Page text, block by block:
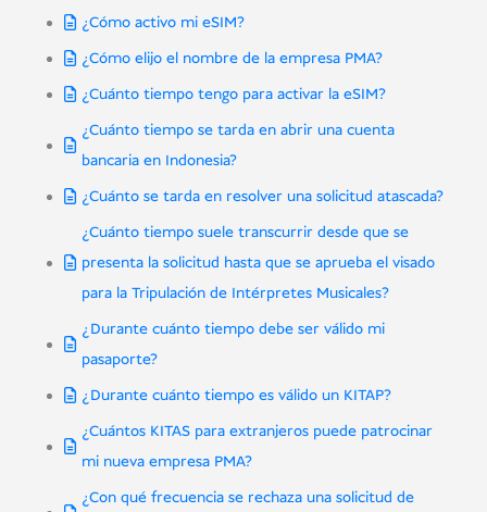
¿Cómo activo mi eSIM?
¿Cómo elijo el nombre de la empresa PMA?
¿Cuánto tiempo tengo para activar la eSIM?
¿Cuánto tiempo se tarda en abrir una cuenta
bancaria en Indonesia?
¿Cuánto se tarda en resolver una solicitud atascada?
¿Cuánto tiempo suele transcurrir desde que se
presenta la solicitud hasta que se aprueba el visado
para la Tripulación de Intérpretes Musicales?
¿Durante cuánto tiempo debe ser válido mi
pasaporte?
¿Durante cuánto tiempo es válido un KITAP?
¿Cuántos KITAS para extranjeros puede patrocinar
mi nueva empresa PMA?
¿Con qué frecuencia se rechaza una solicitud de